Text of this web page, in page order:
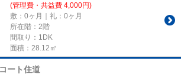
(管理費・共益費 4,000円)
敷：0ヶ月｜礼：0ヶ月
所在階：2階
間取り：1DK
面積：28.12㎡
ート住道